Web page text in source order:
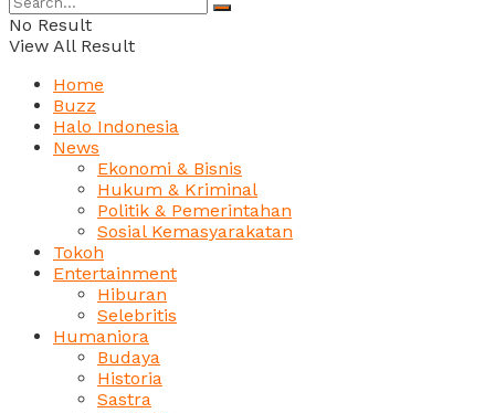
No Result
View All Result
Home
Buzz
Halo Indonesia
News
Ekonomi & Bisnis
Hukum & Kriminal
Politik & Pemerintahan
Sosial Kemasyarakatan
Tokoh
Entertainment
Hiburan
Selebritis
Humaniora
Budaya
Historia
Sastra